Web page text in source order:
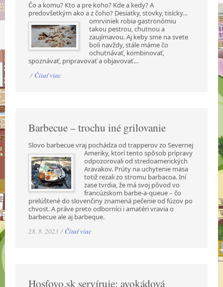
Čo a komu? Kto a pre koho? Kde a kedy? A
predovšetkým ako a z čoho? Desiatky, stovky,tisícky…
omrviniek robia gastronómiu
takou pestrou, chutnou a
zaujímavou. Aj keby sme na svete
boli navždy, stále máme čo
ochutnávať, kombinovať,
spoznávať, pripravovať a objavovať…
/ Čítať viac
Barbecue – trochu iné grilovanie
Slovo barbecue vraj pochádza od trapperov zo Severnej
Ameriky, ktorí tento spôsob prípravy
odpozorovali od stredoamerických
Aravakov. Prúty na uchytenie mäsa
totiž rezali zo stromu barbacoa. Iní
zase tvrdia, že má svoj pôvod vo
francúzskom barbe-a-queue – čo
prelúštené do slovenčiny znamená pečenie od fúzov po
chvost. A práve preto odborníci i amatéri vravia o
barbecue ale aj barbeque.
28. 8. 2023 / Čítať viac
Hosťovo.sk servíruje: avokádová